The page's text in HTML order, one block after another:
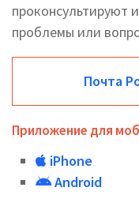
проконсультируют
проблемы или
Почта
Приложение для
iPhone
Android